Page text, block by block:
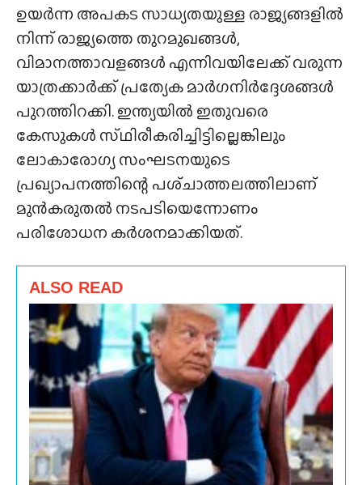
ഉയർന്ന അപകട സാധ്യതയുള്ള രാജ്യങ്ങളിൽ
നിന്ന് രാജ്യത്തെ തുറമുഖങ്ങൾ,
വിമാനത്താവളങ്ങൾ എന്നിവയിലേക്ക് വരുന്ന
യാത്രക്കാർക്ക് പ്രത്യേക മാർഗനിർദ്ദേശങ്ങൾ
പുറത്തിറക്കി. ഇന്ത്യയിൽ ഇതുവരെ
കേസുകൾ സ്‌ഥിരീകരിച്ചിട്ടില്ലെങ്കിലും
ലോകാരോഗ്യ സംഘടനയുടെ
പ്രഖ്യാപനത്തിന്റെ പശ്‌ചാത്തലത്തിലാണ്‌
മുൻകരുതൽ നടപടിയെന്നോണം
പരിശോധന കർശനമാക്കിയത്.
ALSO READ